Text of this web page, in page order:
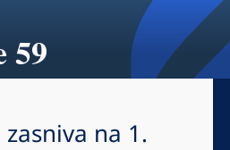
59
na 1.